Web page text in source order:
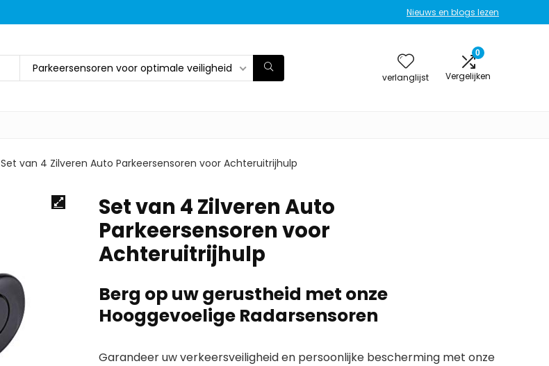
Nieuws en blogs lezen
Parkeersensoren voor optimale veiligheid
verlanglijst
0
Vergelijken
Set van 4 Zilveren Auto Parkeersensoren voor Achteruitrijhulp
Set van 4 Zilveren Auto
Parkeersensoren voor
Achteruitrijhulp
Berg op uw gerustheid met onze
Hooggevoelige Radarsensoren
Garandeer uw verkeersveiligheid en persoonlijke bescherming met onze